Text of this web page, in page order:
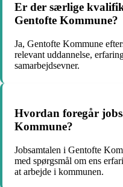
Er der særlige
Gentofte Kommune?
Ja, Gentofte Kommune
relevant uddannelse,
samarbejdsevner.
Hvordan foregår
Kommune?
Jobsamtalen i Gentofte
med spørgsmål om ens
at arbejde i kommunen.